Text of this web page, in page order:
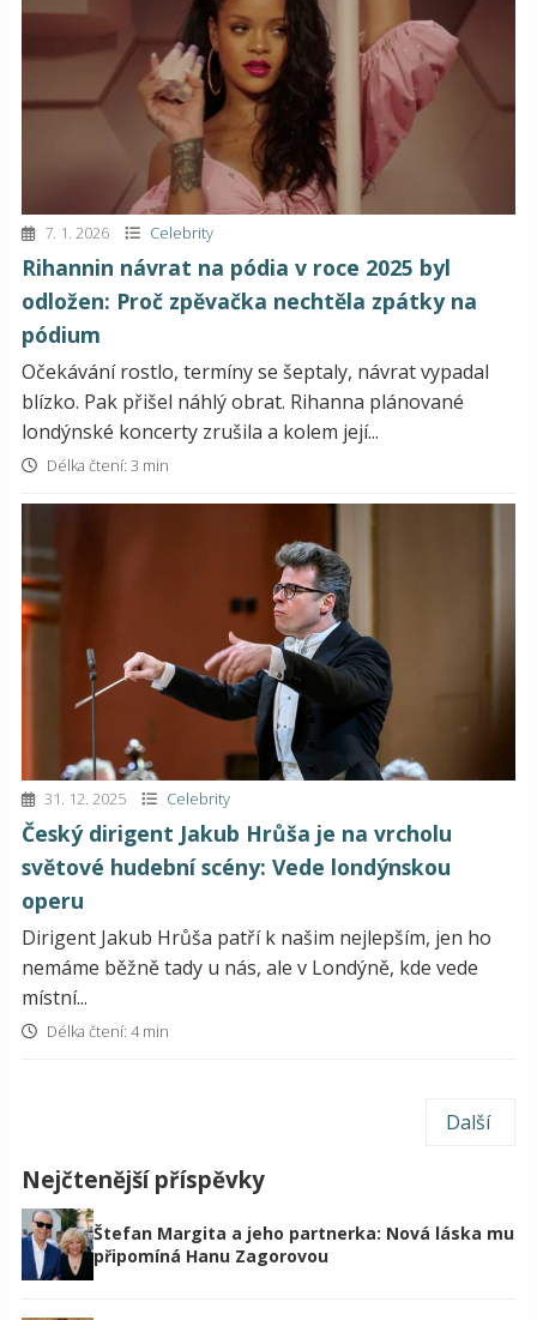
7. 1. 2026 Celebrity
Rihannin návrat na pódia v roce 2025 byl
odložen: Proč zpěvačka nechtěla zpátky na
pódium
Očekávání rostlo, termíny se šeptaly, návrat vypadal
blízko. Pak přišel náhlý obrat. Rihanna plánované
londýnské koncerty zrušila a kolem její...
Délka čtení: 3 min
31. 12. 2025 Celebrity
Český dirigent Jakub Hrůša je na vrcholu
světové hudební scény: Vede londýnskou
operu
Dirigent Jakub Hrůša patří k našim nejlepším, jen ho
nemáme běžně tady u nás, ale v Londýně, kde vede
místní...
Délka čtení: 4 min
Další
Nejčtenější příspěvky
Štefan Margita a jeho partnerka: Nová láska mu
připomíná Hanu Zagorovou